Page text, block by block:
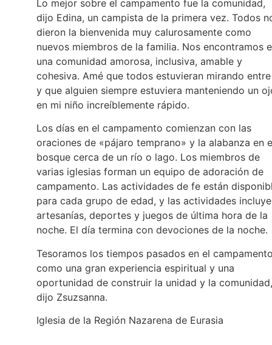
Lo mejor sobre el campamento fue la comunidad,
dijo Edina, un campista de la primera vez. Todos
dieron la bienvenida muy calurosamente como
nuevos miembros de la familia. Nos encontramos
una comunidad amorosa, inclusiva, amable y
cohesiva. Amé que todos estuvieran mirando
y que alguien siempre estuviera manteniendo un
en mi niño increíblemente rápido.
Los días en el campamento comienzan con las
oraciones de «pájaro temprano» y la alabanza en
bosque cerca de un río o lago. Los miembros de
varias iglesias forman un equipo de adoración de
campamento. Las actividades de fe están
para cada grupo de edad, y las actividades
artesanías, deportes y juegos de última hora de la
noche. El día termina con devociones de la noche.
Tesoramos los tiempos pasados en el
como una gran experiencia espiritual y una
oportunidad de construir la unidad y la comunidad,
dijo Zsuzsanna.
Iglesia de la Región Nazarena de Eurasia